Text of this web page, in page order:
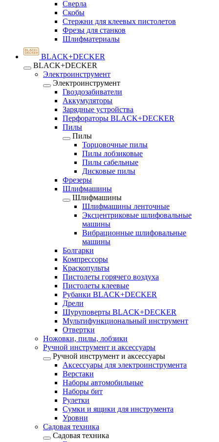
Сверла
Скобы
Стержни для клеевых пистолетов
Фрезы для станков
Шлифматериалы
BLACK+DECKER
BLACK+DECKER
Электроинструмент
Электроинструмент
Гвоздозабиватели
Аккумуляторы
Зарядные устройства
Перфораторы BLACK+DECKER
Пилы
Пилы
Торцовочные пилы
Пилы лобзиковые
Пилы сабельные
Дисковые пилы
Фрезеры
Шлифмашины
Шлифмашины
Шлифмашины ленточные
Эксцентриковые шлифовальные
машины
Вибрационные шлифовальные
машины
Болгарки
Компрессоры
Краскопульты
Пистолеты горячего воздуха
Пистолеты клеевые
Рубанки BLACK+DECKER
Дрели
Шуруповерты BLACK+DECKER
Мультифункциональный инструмент
Отвертки
Ножовки, пилы, лобзики
Ручной инструмент и аксессуары
Ручной инструмент и аксессуары
Аксессуары для электроинструмента
Верстаки
Наборы автомобильные
Наборы бит
Рулетки
Сумки и ящики для инструмента
Уровни
Садовая техника
Садовая техника